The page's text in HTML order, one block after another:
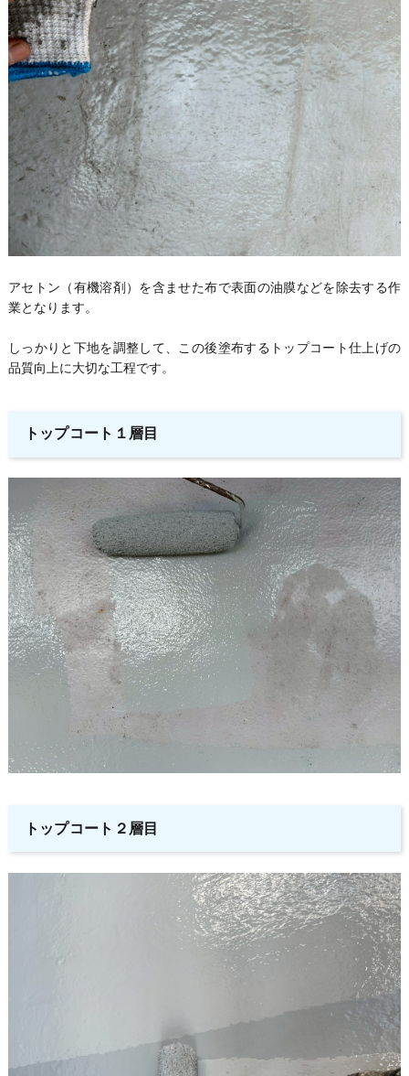
アセトン（有機溶剤）を含ませた布で表面の油膜などを除去する作
業となります。
しっかりと下地を調整して、この後塗布するトップコート仕上げの
品質向上に大切な工程です。
トップコート１層目
トップコート２層目